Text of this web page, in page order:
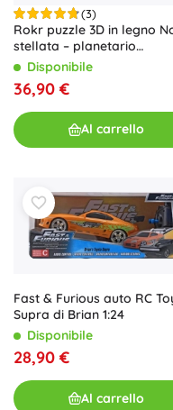
(3)
Rokr puzzle 3D in legno
stellata – planetario
meccanico con carillon
Disponibile
36,90 €
Al carrello
Fast & Furious auto RC
Supra di Brian 1:24
Disponibile
28,90 €
Al carrello